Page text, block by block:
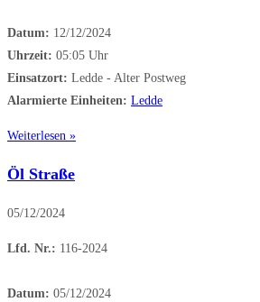
Datum: 12/12/2024
Uhrzeit: 05:05 Uhr
Einsatzort: Ledde - Alter Postweg
Alarmierte Einheiten: Ledde
Weiterlesen »
Öl Straße
05/12/2024
Lfd. Nr.: 116-2024
Datum: 05/12/2024